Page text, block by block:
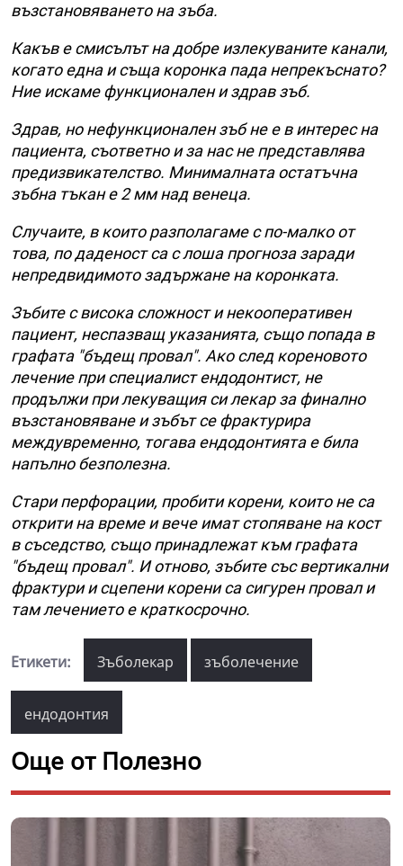
възстановяването на зъба.
Какъв е смисълът на добре излекуваните канали,
когато една и съща коронка пада непрекъснато?
Ние искаме функционален и здрав зъб.
Здрав, но нефункционален зъб не е в интерес на
пациента, съответно и за нас не представлява
предизвикателство. Минималната остатъчна
зъбна тъкан е 2 мм над венеца.
Случаите, в които разполагаме с по-малко от
това, по даденост са с лоша прогноза заради
непредвидимото задържане на коронката.
Зъбите с висока сложност и некооперативен
пациент, неспазващ указанията, също попада в
графата "бъдещ провал". Ако след кореновото
лечение при специалист ендодонтист, не
продължи при лекуващия си лекар за финално
възстановяване и зъбът се фрактурира
междувременно, тогава ендодонтията е била
напълно безполезна.
Стари перфорации, пробити корени, които не са
открити на време и вече имат стопяване на кост
в съседство, също принадлежат към графата
"бъдещ провал". И отново, зъбите със вертикални
фрактури и сцепени корени са сигурен провал и
там лечението е краткосрочно.
Етикети: Зъболекар зъболечение
ендодонтия
Още от Полезно